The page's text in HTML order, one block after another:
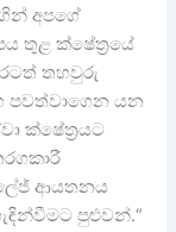
අපගේ
තුළ ක්ෂේත්‍රයේ
තහවුරු
පවත්වාගෙන යන
ක්ෂේත්‍රයට
ආයතනය
පුළුවන්.“